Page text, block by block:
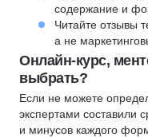
содержание и
Читайте отзывы
а не
Онлайн-курс,
выбрать?
Если не можете
экспертами составили
и минусов каждого